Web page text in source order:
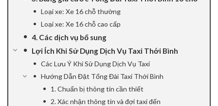
giriş
panel
Loại xe: Xe 16 chỗ thường
Loại xe: Xe 16 chỗ cao cấp
4. Các dịch vụ bổ sung
Lợi Ích Khi Sử Dụng Dịch Vụ Taxi Thới Bình
Các Lưu Ý Khi Sử Dụng Dịch Vụ Taxi
Hướng Dẫn Đặt Tổng Đài Taxi Thới Bình
1. Chuẩn bị thông tin cần thiết
2. Xác nhận thông tin và đợi taxi đến